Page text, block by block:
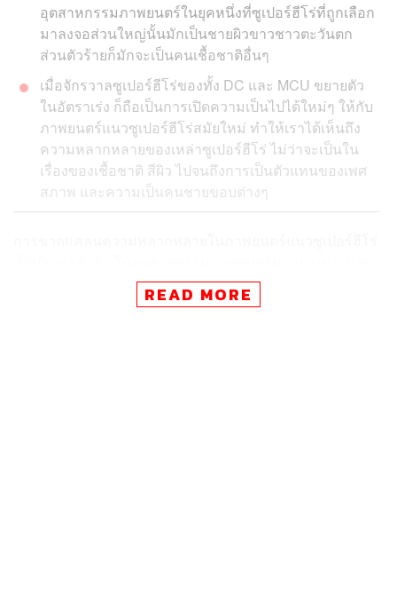
อุตสาหกรรมภาพยนตร์ในยุคหนึ่งที่ซูเปอร์ฮีโร่ที่ถูกเลือก
มาลงจอส่วนใหญ่นั้นมักเป็นชายผิวขาวชาวตะวันตก
ส่วนตัวร้ายก็มักจะเป็นคนเชื้อชาติอื่นๆ
เมื่อจักรวาลซูเปอร์ฮีโร่ของทั้ง DC และ MCU ขยายตัว
ในอัตราเร่ง ก็ถือเป็นการเปิดความเป็นไปได้ใหม่ๆ ให้กับ
ภาพยนตร์แนวซูเปอร์ฮีโร่สมัยใหม่ ทำให้เราได้เห็นถึง
ความหลากหลายของเหล่าซูเปอร์ฮีโร่ ไม่ว่าจะเป็นใน
เรื่องของเชื้อชาติ สีผิว ไปจนถึงการเป็นตัวแทนของเพศ
สภาพ และความเป็นคนชายขอบต่างๆ
โดยเฉพาะอดีตซึ่งเราเคยเห็นแต่ฮีโร่ผู้ชายผิวขาวแทบทั้งหมด
เฉพาะช่วงไม่กี่ปีที่ผ่านมานี้เท่านั้นเองที่มีคนกลุ่มอื่นๆ เริ่มได้
READ MORE